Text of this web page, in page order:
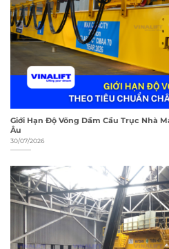
Giới Hạn Độ Võng Dầm Cầu Trục Nhà
Âu
30/07/2026